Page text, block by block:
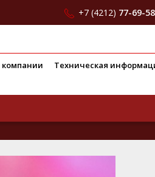
+7 (4212) 77-69-
компании Техническая